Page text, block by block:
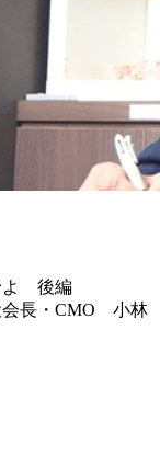
よ 後編
会長・CMO 小林